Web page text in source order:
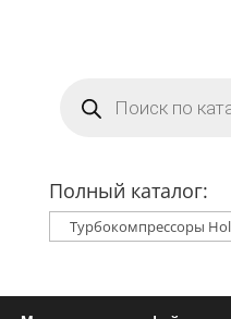
товаров
Полный каталог: